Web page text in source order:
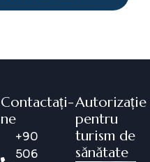
Contactați-
ne
+90
506
Autorizație
pentru
turism de
sănătate